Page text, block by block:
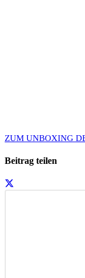
ZUM UNBOXING
Beitrag teilen